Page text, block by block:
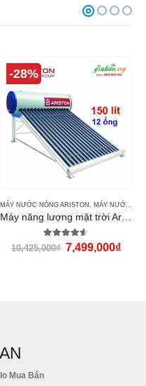
-28%
MÁY NƯỚC NÓNG ARISTON , MÁY NƯỚC NÓNG NĂNG LƯỢNG MẶT TRỜI ARISTON
Máy năng lượng mặt trời Ariston 150l
4.50 out of 5
10,425,000₫ 7,499,000₫
Mua Bán